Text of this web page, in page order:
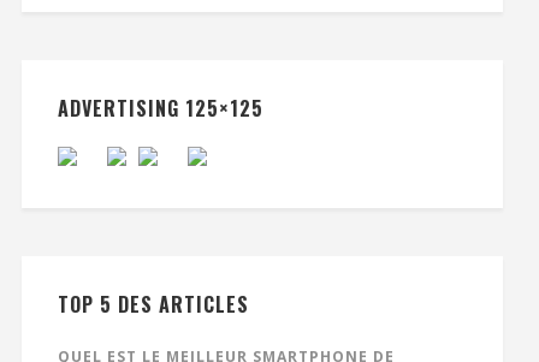
ADVERTISING 125×125
TOP 5 DES ARTICLES
QUEL EST LE MEILLEUR SMARTPHONE DE